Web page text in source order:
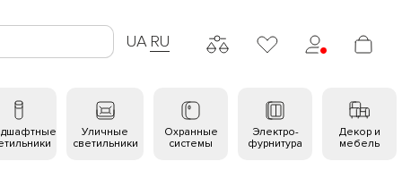
UA RU
Уличные
светильники
Охранные
системы
Электро-
фурнитура
Декор и
мебель